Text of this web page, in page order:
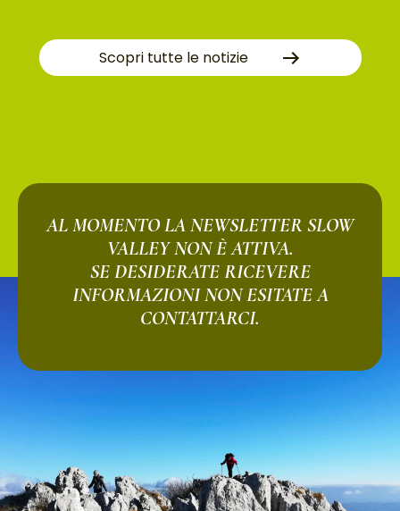
Scopri tutte le notizie
AL MOMENTO LA NEWSLETTER SLOW
VALLEY NON È ATTIVA.
SE DESIDERATE RICEVERE
INFORMAZIONI NON ESITATE A
CONTATTARCI.